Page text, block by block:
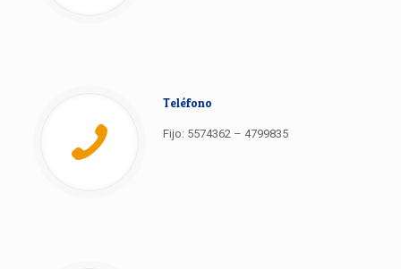
Teléfono
Fijo: 5574362 – 4799835